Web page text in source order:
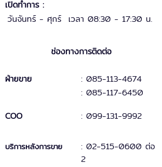
เปิดทำการ :
วันจันทร์ - ศุกร์ เวลา 08:30 - 17:30 น.
ช่องทางการติดต่อ
ฝ่ายขาย
: 085-113-4674
: 085-117-6450
COO
: 099-131-9992
บริการหลังการขาย : 02-515-0600 ต่อ
2